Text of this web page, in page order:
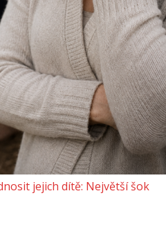
jejich dítě: Největší šok